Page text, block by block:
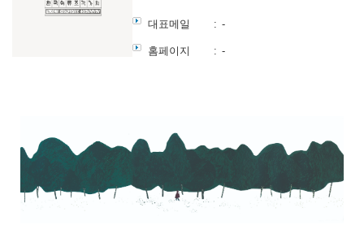
대표메일 : -
홈페이지 : -